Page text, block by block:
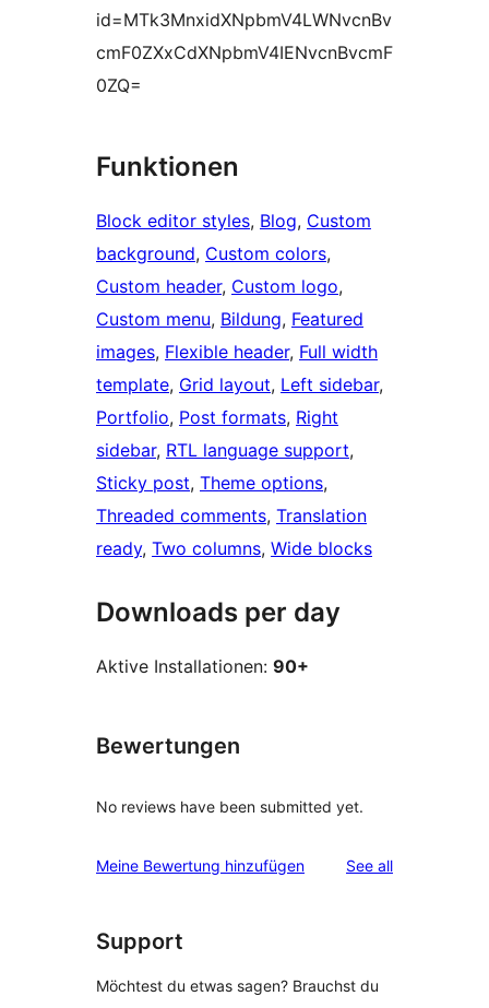
id=MTk3MnxidXNpbmV4LWNvcnBv
cmF0ZXxCdXNpbmV4IENvcnBvcmF
0ZQ=
Funktionen
Block editor styles, Blog, Custom
background, Custom colors
Custom header, Custom logo
Custom menu, Bildung, Featured
images, Flexible header, Full width
template, Grid layout, Left sidebar
Portfolio, Post formats, Right
sidebar, RTL language support
Sticky post, Theme options
Threaded comments, Translation
ready, Two columns, Wide blocks
Downloads per day
Aktive Installationen: 90+
Bewertungen
No reviews have been submitted yet.
Meine Bewertung hinzufügen See allreviews
Support
Möchtest du etwas sagen? Brauchst du